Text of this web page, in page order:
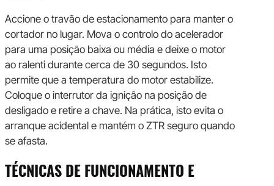
Accione o travão de estacionamento para manter o
cortador no lugar. Mova o controlo do acelerador
para uma posição baixa ou média e deixe o motor
ao ralenti durante cerca de 30 segundos. Isto
permite que a temperatura do motor estabilize.
Coloque o interrutor da ignição na posição de
desligado e retire a chave. Na prática, isto evita o
arranque acidental e mantém o ZTR seguro quando
se afasta.
TÉCNICAS DE FUNCIONAMENTO E